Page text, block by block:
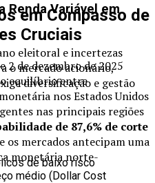
em Compasso de
Cruciais
2 de dezembro de 2025
equilíbrio entre
nos Estados Unidos
nas principais regiões
de 87,6% de corte
os mercados antecipam uma
monetária norte-
Renda Variável em
eleitoral e incertezas
o mercado acionário,
diversificação e gestão
de baixo risco
médio (Dollar Cost